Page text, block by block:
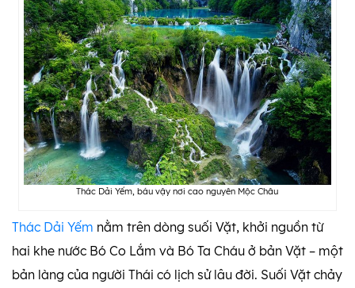
Thác Dải Yếm, báu vậy nơi cao nguyên Mộc Châu
Thác Dải Yếm nằm trên dòng suối Vặt, khởi nguồn từ
hai khe nước Bó Co Lắm và Bó Ta Cháu ở bản Vặt – một
bản làng của người Thái có lịch sử lâu đời. Suối Vặt chảy